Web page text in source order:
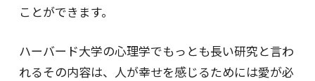
ことができます。
ハーバード大学の心理学でもっとも長い研究と言わ
れるその内容は、人が幸せを感じるためには愛が必